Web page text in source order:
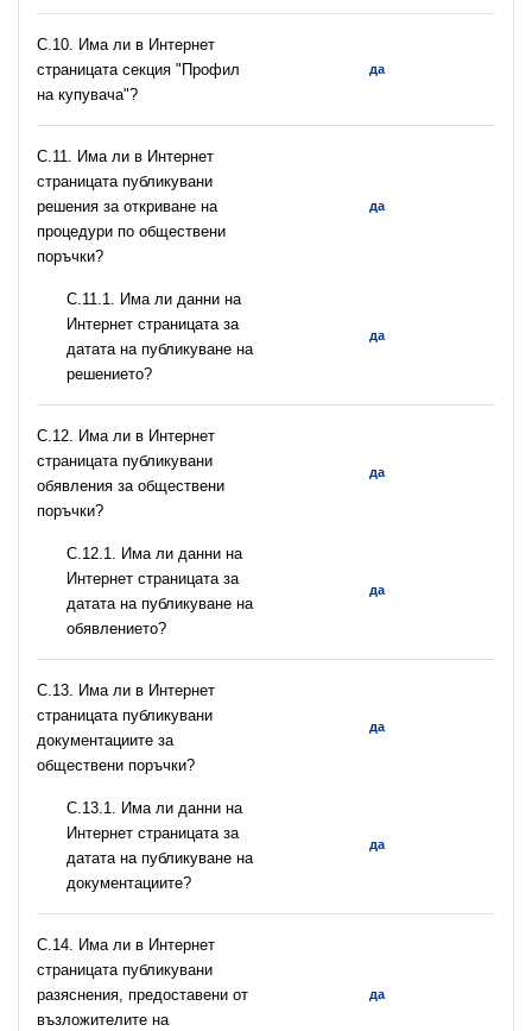
C.10. Има ли в Интернет
страницата секция "Профил
на купувача"?
да
С.11. Има ли в Интернет
страницата публикувани
решения за откриване на
процедури по обществени
поръчки?
да
С.11.1. Има ли данни на
Интернет страницата за
датата на публикуване на
решението?
да
С.12. Има ли в Интернет
страницата публикувани
обявления за обществени
поръчки?
да
С.12.1. Има ли данни на
Интернет страницата за
датата на публикуване на
обявлението?
да
С.13. Има ли в Интернет
страницата публикувани
документациите за
обществени поръчки?
да
С.13.1. Има ли данни на
Интернет страницата за
датата на публикуване на
документациите?
да
С.14. Има ли в Интернет
страницата публикувани
разяснения, предоставени от
възложителите на
да